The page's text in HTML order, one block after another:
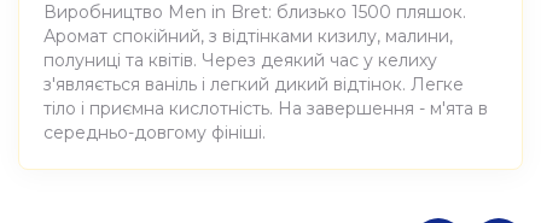
Виробництво Men in Bret: близько 1500 пляшок.
Аромат спокійний, з відтінками кизилу, малини,
полуниці та квітів. Через деякий час у келиху
з'являється ваніль і легкий дикий відтінок. Легке
тіло і приємна кислотність. На завершення - м'ята в
середньо-довгому фініші.